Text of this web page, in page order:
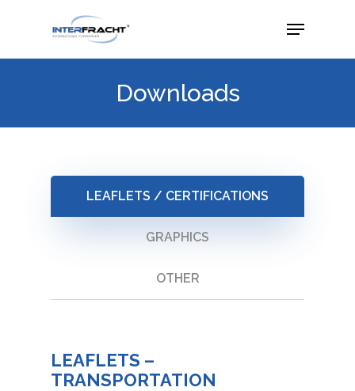
Downloads
LEAFLETS / CERTIFICATIONS
GRAPHICS
OTHER
LEAFLETS –
TRANSPORTATION